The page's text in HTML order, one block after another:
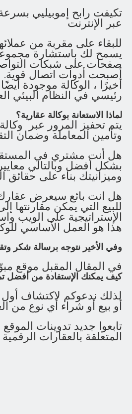
تكيفت رابح إموبيليي
عبر الإنترنت
للبقاء على مقربة من
يسمح لك باستشارة
صفحات على شبكات التواصل
أصبحت أدوات اتصال قوية.
أخيرًا ، الوكالة موجودة
رئيسي في النظام البيئي
لماذا الاستعانة بوكالة عقارية؟
يتم تحفيز المرور عبر
وتأمين المعاملة وضمان
هل أنت مشتري في
بشكل أفضل وبالتالي
وميزانيتك بناء على حقائق
هل انت بائع سيعرض عقارك
للبيع التي يمكن مقارنتها
الإستراتيجية على الويب
هذا هو العمل الأساسي
وفي الأخير نتوجه برسالة شكر
في المقال المقبل موقع
كيف يمكنك الإستفادة من أفضل
لذلك ندعوكم لاكتشاف
أو بيع أو شراء أي نوع من
تابعوا جديد تدوينات
المتعلقة بالعقارات